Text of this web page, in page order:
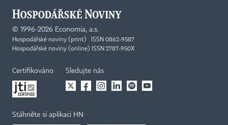
© 1996-2026 Economia, a.s.
Hospodářské noviny (print) ISSN 0862-9587
Hospodářské noviny (online) ISSN 2787-950X
Certifikováno Sledujte nás
Stáhněte si aplikaci HN